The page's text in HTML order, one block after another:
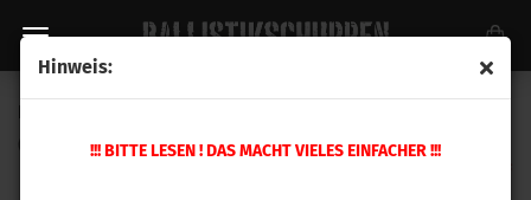
Hinweis:
!!! BITTE LESEN ! DAS MACHT VIELES EINFACHER !!!
544227)